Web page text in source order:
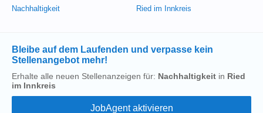
Nachhaltigkeit Ried im Innkreis
Bleibe auf dem Laufenden und verpasse kein
Stellenangebot mehr!
Erhalte alle neuen Stellenanzeigen für: Nachhaltigkeit in Ried
im Innkreis